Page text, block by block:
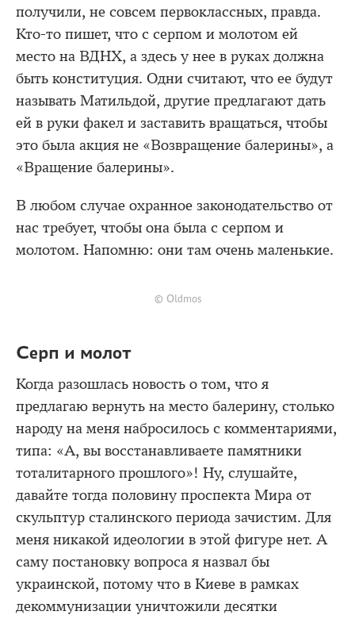
получили, не совсем первоклассных, правда.
Кто-то пишет, что с серпом и молотом ей
место на ВДНХ, а здесь у нее в руках должна
быть конституция. Одни считают, что ее будут
называть Матильдой, другие предлагают дать
ей в руки факел и заставить вращаться, чтобы
это была акция не «Возвращение балерины», а
«Вращение балерины».
В любом случае охранное законодательство от
нас требует, чтобы она была с серпом и
молотом. Напомню: они там очень маленькие.
© Oldmos
Серп и молот
Когда разошлась новость о том, что я
предлагаю вернуть на место балерину, столько
народу на меня набросилось с комментариями,
типа: «А, вы восстанавливаете памятники
тоталитарного прошлого»! Ну, слушайте,
давайте тогда половину проспекта Мира от
скульптур сталинского периода зачистим. Для
меня никакой идеологии в этой фигуре нет. А
саму постановку вопроса я назвал бы
украинской, потому что в Киеве в рамках
декоммунизации уничтожили десятки